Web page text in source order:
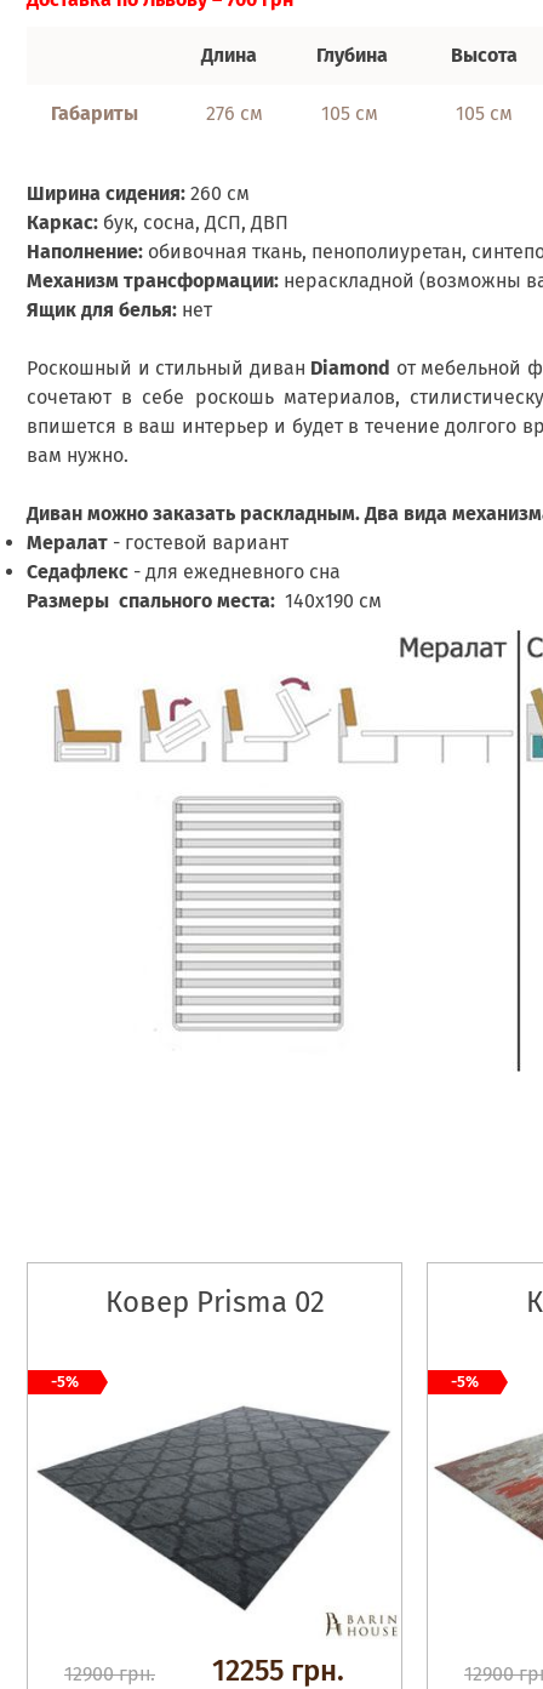
Длина Глубина Высота
Габариты 276 см 105 см 105 см
Ширина сидения: 260 см
Каркас: бук, сосна, ДСП, ДВП
Наполнение: обивочная ткань, пенополиуретан,
Механизм трансформации: нераскладной (возможны
Ящик для белья: нет
Роскошный и стильный диван Diamond от мебельной
сочетают в себе роскошь материалов,
впишется в ваш интерьер и будет в течение долгого
вам нужно.
Диван можно заказать раскладным. Два вида
Мералат - гостевой вариант
Седафлекс - для ежедневного сна
Размеры спального места: 140х190 см
Ковер Prisma 02
12900 грн. 12255 грн.
-5%
12900
-5%